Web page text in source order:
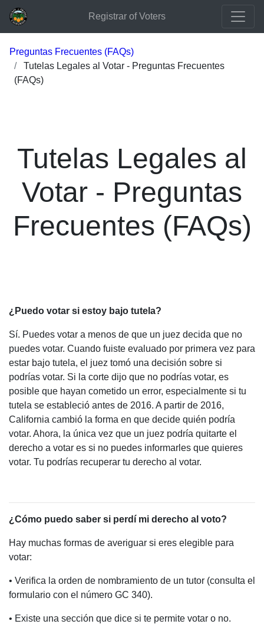
Registrar of Voters
Preguntas Frecuentes (FAQs)
Tutelas Legales al Votar - Preguntas Frecuentes
(FAQs)
Tutelas Legales al
Votar - Preguntas
Frecuentes (FAQs)
¿Puedo votar si estoy bajo tutela?
Sí. Puedes votar a menos de que un juez decida que no
puedes votar. Cuando fuiste evaluado por primera vez para
estar bajo tutela, el juez tomó una decisión sobre si
podrías votar. Si la corte dijo que no podrías votar, es
posible que hayan cometido un error, especialmente si tu
tutela se estableció antes de 2016. A partir de 2016,
California cambió la forma en que decide quién podría
votar. Ahora, la única vez que un juez podría quitarte el
derecho a votar es si no puedes informarles que quieres
votar. Tu podrías recuperar tu derecho al votar.
¿Cómo puedo saber si perdí mi derecho al voto?
Hay muchas formas de averiguar si eres elegible para
votar:
• Verifica la orden de nombramiento de un tutor (consulta el
formulario con el número GC 340).
• Existe una sección que dice si te permite votar o no.